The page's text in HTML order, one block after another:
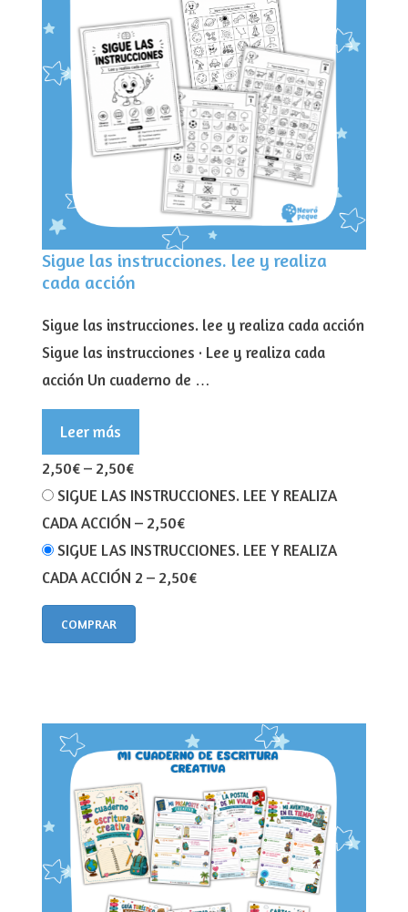
Sigue las instrucciones. lee y realiza
cada acción
Sigue las instrucciones. lee y realiza cada acción
Sigue las instrucciones · Lee y realiza cada
acción Un cuaderno de …
Leer más
2,50€– 2,50€
SIGUE LAS INSTRUCCIONES. LEE Y REALIZA
CADA ACCIÓN – 2,50€
SIGUE LAS INSTRUCCIONES. LEE Y REALIZA
CADA ACCIÓN 2 – 2,50€
COMPRAR